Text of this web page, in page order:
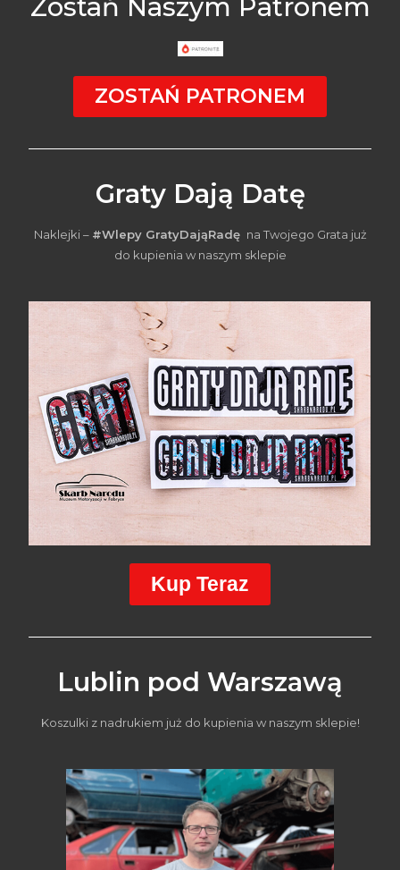
Zostań Naszym Patronem
ZOSTAŃ PATRONEM
Graty Dają Datę
Naklejki – #Wlepy GratyDająRadę na Twojego Grata już
do kupienia w naszym sklepie
Kup Teraz
Lublin pod Warszawą
Koszulki z nadrukiem już do kupienia w naszym sklepie!